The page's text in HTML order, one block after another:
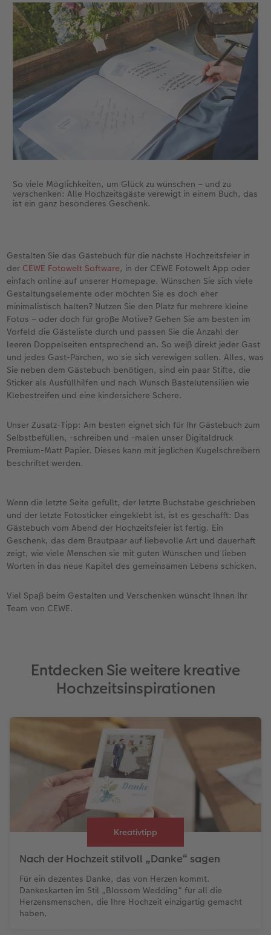
So viele Möglichkeiten, um Glück zu wünschen – und zu
verschenken: Alle Hochzeitsgäste verewigt in einem Buch, das
ist ein ganz besonderes Geschenk.
Gestalten Sie das Gästebuch für die nächste Hochzeitsfeier in
der CEWE Fotowelt Software, in der CEWE Fotowelt App oder
einfach online auf unserer Homepage. Wünschen Sie sich viele
Gestaltungselemente oder möchten Sie es doch eher
minimalistisch halten? Nutzen Sie den Platz für mehrere kleine
Fotos – oder doch für große Motive? Gehen Sie am besten im
Vorfeld die Gästeliste durch und passen Sie die Anzahl der
leeren Doppelseiten entsprechend an. So weiß direkt jeder Gast
und jedes Gast-Pärchen, wo sie sich verewigen sollen. Alles, was
Sie neben dem Gästebuch benötigen, sind ein paar Stifte, die
Sticker als Ausfüllhilfen und nach Wunsch Bastelutensilien wie
Klebestreifen und eine kindersichere Schere.
Unser Zusatz-Tipp: Am besten eignet sich für Ihr Gästebuch zum
Selbstbefüllen, -schreiben und -malen unser Digitaldruck
Premium-Matt Papier. Dieses kann mit jeglichen Kugelschreibern
beschriftet werden.
Wenn die letzte Seite gefüllt, der letzte Buchstabe geschrieben
und der letzte Fotosticker eingeklebt ist, ist es geschafft: Das
Gästebuch vom Abend der Hochzeitsfeier ist fertig. Ein
Geschenk, das dem Brautpaar auf liebevolle Art und dauerhaft
zeigt, wie viele Menschen sie mit guten Wünschen und lieben
Worten in das neue Kapitel des gemeinsamen Lebens schicken.
Viel Spaß beim Gestalten und Verschenken wünscht Ihnen Ihr
Team von CEWE.
Entdecken Sie weitere kreative
Hochzeitsinspirationen
Kreativtipp
Nach der Hochzeit stilvoll „Danke“ sagen
Für ein dezentes Danke, das von Herzen kommt.
Dankeskarten im Stil „Blossom Wedding“ für all die
Herzensmenschen, die Ihre Hochzeit einzigartig gemacht
haben.